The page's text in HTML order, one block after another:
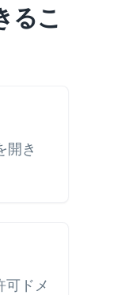
るこ
開き
可ドメ